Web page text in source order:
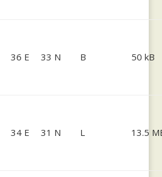
36 E 33 N B 50 kB
34 E 31 N L 13.5